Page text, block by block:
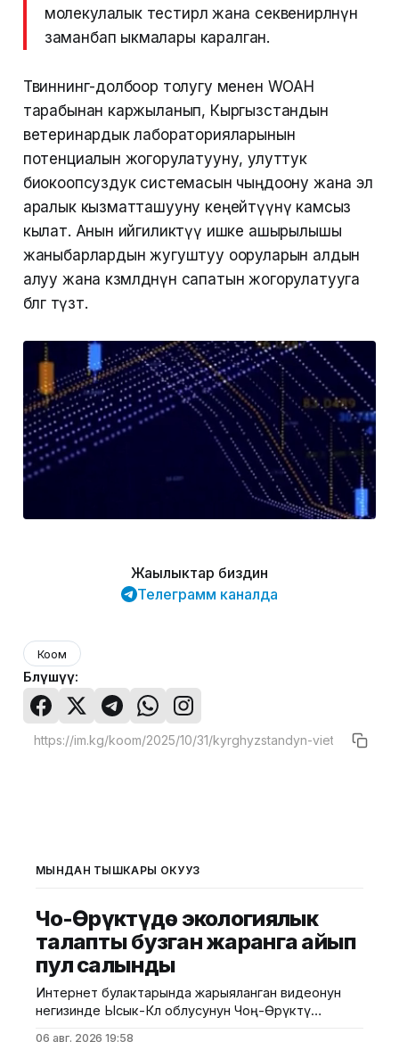
молекулалык тестирлөө жана секвенирлөөнүн
заманбап ыкмалары каралган.
Твиннинг-долбоор толугу менен WOAH
тарабынан каржыланып, Кыргызстандын
ветеринардык лабораторияларынын
потенциалын жогорулатууну, улуттук
биокоопсуздук системасын чыңдоону жана эл
аралык кызматташууну кеңейтүүнү камсыз
кылат. Анын ийгиликтүү ишке ашырылышы
жаныбарлардын жугуштуу ооруларын алдын
алуу жана көзөмөлдөөнүн сапатын жогорулатууга
өбөлгө түзөт.
Жаңылыктар биздин
Телеграмм каналда
Коом
Бөлүшүү:
МЫНДАН ТЫШКАРЫ ОКУҢУЗ
Чоң-Өрүктүдө экологиялык
талапты бузган жаранга айып
пул салынды
Интернет булактарында жарыяланган видеонун
негизинде Ысык-Көл облусунун Чоң-Өрүктү
06 авг. 2026 19:58